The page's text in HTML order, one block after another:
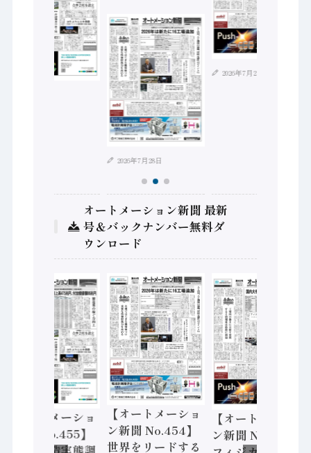
2026年7月28日
2026年7月21日
オートメーション新聞 最新
号＆バックナンバー無料ダ
ウンロード
【オートメーショ
ン新聞 No.455】
【オートメーショ
ン新聞 No.454】
世界をリードする
【オートメーショ
ン新聞 No.453】